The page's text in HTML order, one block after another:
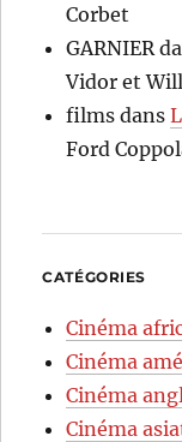
Corbet
GARNIER
Vidor et
films dans
Ford
CATÉGORIES
Cinéma
Cinéma
Cinéma
Cinéma